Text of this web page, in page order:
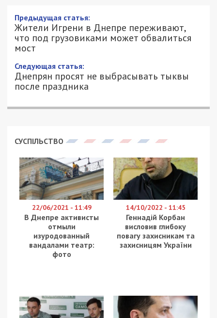
Жители Игрени в Днепре переживают,
что под грузовиками может
обвалиться мост
1/11/2020 - 13:00
АЛИСА ЕФАНОВА - СПЕЦИАЛЬНО ДЛЯ
49000.COM.UA
2442
Мост на улице Разъездной не ремонтировали
34 канал. Жители боятся, что мост может упасть
выполняет важное транспортное значение.
Это трасса на Синельниково – единственный
выезд из города. Как вы могли видеть –
постоянный поток грузовиков, очень тяжелый. Во
время движения грузовиков по мосту мост также
немножечко движется, — рассказывает
жительница Мария Олейникова.
С этой проблемой местные обращались и к
включить средства на проектно-сметную
документацию по ремонту моста. По оценке